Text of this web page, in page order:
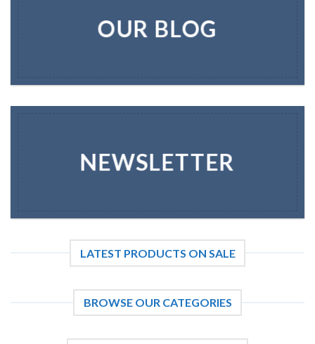
OUR BLOG
NEWSLETTER
LATEST PRODUCTS ON SALE
BROWSE OUR CATEGORIES